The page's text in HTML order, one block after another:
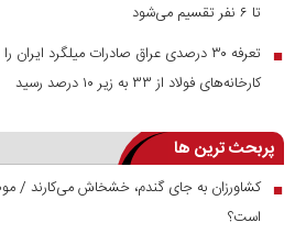
تا ۶ نفر تقسیم می‌شود
■
کارخانه‌های فولاد از ۳۳ به زیر ۱۰ درصد رسید
پربحث ترین ها
■ کشاورزان به جای گندم، خشخاش می‌کارند /
است؟